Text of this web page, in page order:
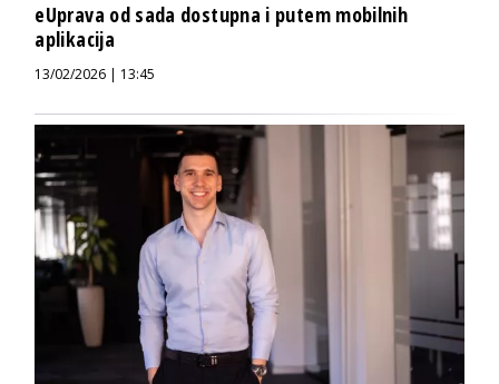
eUprava od sada dostupna i putem mobilnih
aplikacija
13/02/2026 | 13:45